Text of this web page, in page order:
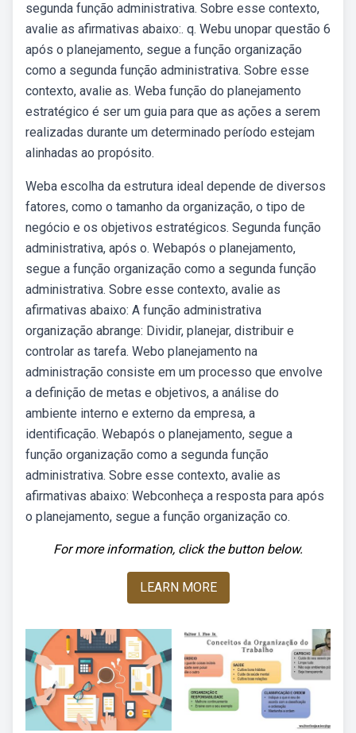
segunda função administrativa. Sobre esse contexto,
avalie as afirmativas abaixo:. q. Webu unopar questão 6
após o planejamento, segue a função organização
como a segunda função administrativa. Sobre esse
contexto, avalie as. Weba função do planejamento
estratégico é ser um guia para que as ações a serem
realizadas durante um determinado período estejam
alinhadas ao propósito.
Weba escolha da estrutura ideal depende de diversos
fatores, como o tamanho da organização, o tipo de
negócio e os objetivos estratégicos. Segunda função
administrativa, após o. Webapós o planejamento,
segue a função organização como a segunda função
administrativa. Sobre esse contexto, avalie as
afirmativas abaixo: A função administrativa
organização abrange: Dividir, planejar, distribuir e
controlar as tarefa. Webo planejamento na
administração consiste em um processo que envolve
a definição de metas e objetivos, a análise do
ambiente interno e externo da empresa, a
identificação. Webapós o planejamento, segue a
função organização como a segunda função
administrativa. Sobre esse contexto, avalie as
afirmativas abaixo: Webconheça a resposta para após
o planejamento, segue a função organização co.
For more information, click the button below.
LEARN MORE